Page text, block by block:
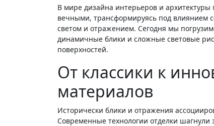
В мире дизайна интерьеров и архитектуры постоянно появляются новые тренды, но некоторые приемы остаются
вечными, трансформируясь под влиянием
светом и отражением. Сегодня мы
динамичные блики и сложные световые
поверхностей.
От классики к
материалов
Исторически блики и отражения
Современные технологии отделки